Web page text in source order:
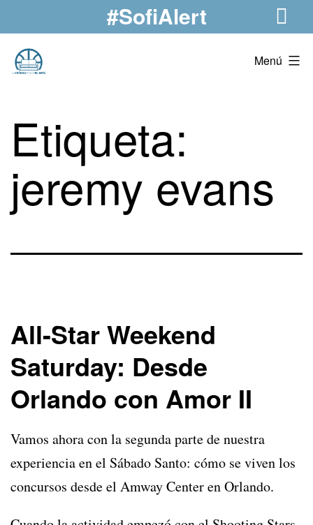
al
contenido
#SofiAlert
La
El
Sofá
Menú
Etiqueta:
jeremy evans
All-Star Weekend
Saturday: Desde
Orlando con Amor II
Vamos ahora con la segunda parte de nuestra
experiencia en el Sábado Santo: cómo se viven los
concursos desde el Amway Center en Orlando.